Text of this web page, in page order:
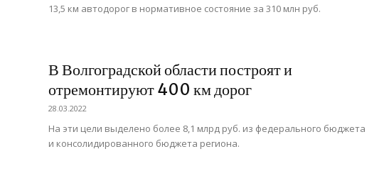
13,5 км автодорог в нормативное состояние за 310 млн руб.
В Волгоградской области построят и
отремонтируют 400 км дорог
28.03.2022
На эти цели выделено более 8,1 млрд руб. из федерального бюджета
и консолидированного бюджета региона.